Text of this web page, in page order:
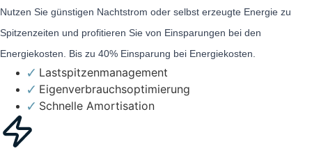
Nutzen Sie günstigen Nachtstrom oder selbst erzeugte Energie zu
Spitzenzeiten und profitieren Sie von Einsparungen bei den
Energiekosten. Bis zu 40% Einsparung bei Energiekosten.
Lastspitzenmanagement
Eigenverbrauchsoptimierung
Schnelle Amortisation